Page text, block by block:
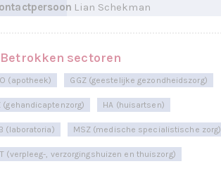
Lian Schekman
sectoren
(apotheek) GGZ (geestelijke gezondheidszorg)
(gehandicaptenzorg) HA (huisartsen)
(laboratoria) MSZ (medische specialistische zorg)
(verpleeg-, verzorgingshuizen en thuiszorg)